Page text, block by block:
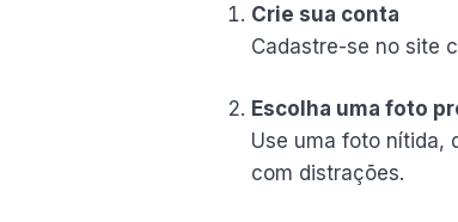
Crie sua conta
Cadastre-se no site
Escolha uma foto
Use uma foto nítida,
com distrações.